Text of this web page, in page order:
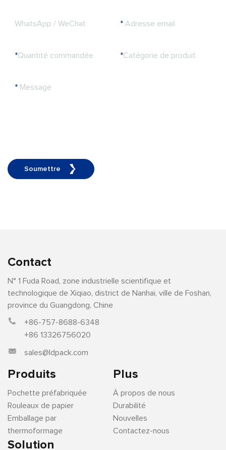
WhatsApp / WeChat * Adresse email
*Quantité commandée *Catégorie de produit
* Message
Soumettre
Contact
N° 1 Fuda Road, zone industrielle scientifique et
technologique de Xiqiao, district de Nanhai, ville de Foshan,
province du Guangdong, Chine
+86-757-8688-6348
+86 13326756020
sales@ldpack.com
Produits
Pochette préfabriquée
Rouleaux de papier
Emballage par
thermoformage
Solution
Plus
À propos de nous
Durabilité
Nouvelles
Contactez-nous